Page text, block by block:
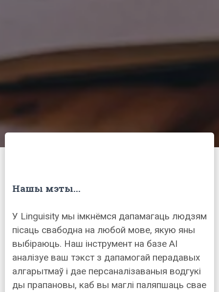
Нашы мэты...
У Linguisity мы імкнёмся дапамагаць людзям
пісаць свабодна на любой мове, якую яны
выбіраюць. Наш інструмент на базе AI
аналізуе ваш тэкст з дапамогай перадавых
алгарытмаў і дае персаналізаваныя водгукі
ды прапановы, каб вы маглі паляпшаць свае